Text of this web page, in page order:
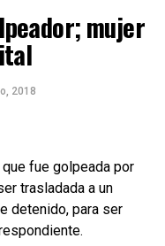
mujer
2018
que fue golpeada por
trasladada a un
detenido, para ser